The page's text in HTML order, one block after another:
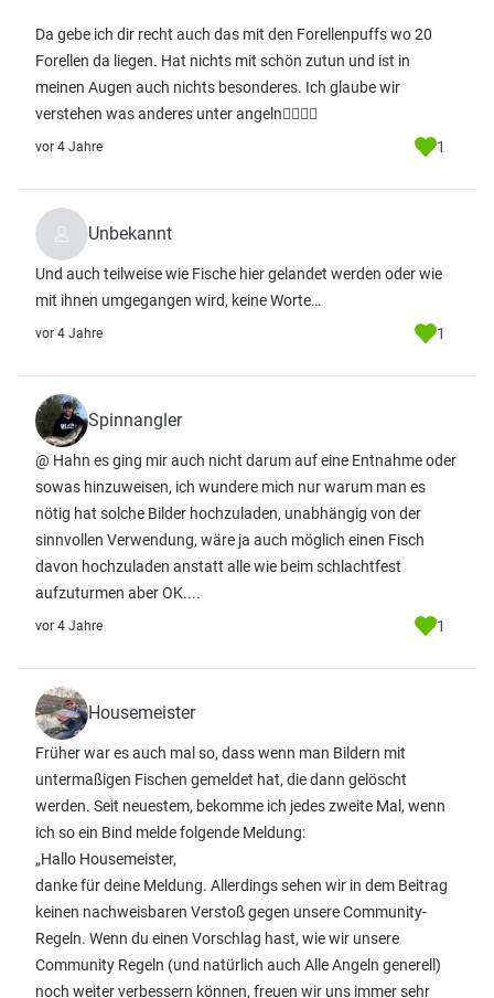
Da gebe ich dir recht auch das mit den Forellenpuffs wo 20
Forellen da liegen. Hat nichts mit schön zutun und ist in
meinen Augen auch nichts besonderes. Ich glaube wir
verstehen was anderes unter angeln✌🏼👍🏼
vor 4 Jahre 1
Unbekannt
Und auch teilweise wie Fische hier gelandet werden oder wie
mit ihnen umgegangen wird, keine Worte…
vor 4 Jahre 1
Spinnangler
@ Hahn es ging mir auch nicht darum auf eine Entnahme oder
sowas hinzuweisen, ich wundere mich nur warum man es
nötig hat solche Bilder hochzuladen, unabhängig von der
sinnvollen Verwendung, wäre ja auch möglich einen Fisch
davon hochzuladen anstatt alle wie beim schlachtfest
aufzuturmen aber OK....
vor 4 Jahre 1
Housemeister
Früher war es auch mal so, dass wenn man Bildern mit
untermaßigen Fischen gemeldet hat, die dann gelöscht
werden. Seit neuestem, bekomme ich jedes zweite Mal, wenn
ich so ein Bind melde folgende Meldung:
„Hallo Housemeister,
danke für deine Meldung. Allerdings sehen wir in dem Beitrag
keinen nachweisbaren Verstoß gegen unsere Community-
Regeln. Wenn du einen Vorschlag hast, wie wir unsere
Community Regeln (und natürlich auch Alle Angeln generell)
noch weiter verbessern können, freuen wir uns immer sehr